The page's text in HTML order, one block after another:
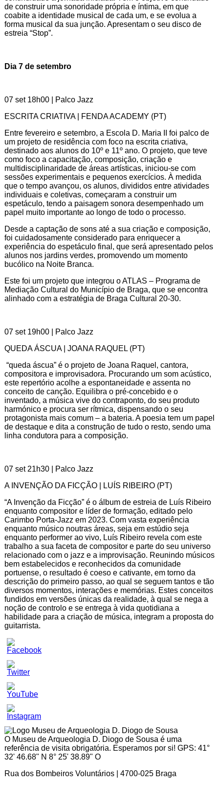
de construir uma sonoridade própria e íntima, em que
coabite a identidade musical de cada um, e se evolua a
forma musical da sua junção. Apresentam o seu disco de
estreia “Stop”.
Dia 7 de setembro
07 set 18h00 | Palco Jazz
ESCRITA CRIATIVA | FENDA ACADEMY (PT)
Entre fevereiro e setembro, a Escola D. Maria II foi palco de
um projeto de residência com foco na escrita criativa,
destinado aos alunos do 10º e 11º ano. O projeto, que teve
como foco a capacitação, composição, criação e
multidisciplinaridade de áreas artísticas, iniciou-se com
sessões experimentais e pequenos exercícios. À medida
que o tempo avançou, os alunos, divididos entre atividades
individuais e coletivas, começaram a construir um
espetáculo, tendo a paisagem sonora desempenhado um
papel muito importante ao longo de todo o processo.
Desde a captação de sons até a sua criação e composição,
foi cuidadosamente considerado para enriquecer a
experiência do espetáculo final, que será apresentado pelos
alunos nos jardins verdes, promovendo um momento
bucólico na Noite Branca.
Este foi um projeto que integrou o ATLAS – Programa de
Mediação Cultural do Município de Braga, que se encontra
alinhado com a estratégia de Braga Cultural 20-30.
07 set 19h00 | Palco Jazz
QUEDA ÁSCUA | JOANA RAQUEL (PT)
“queda áscua” é o projeto de Joana Raquel, cantora,
compositora e improvisadora. Procurando um som acústico,
este repertório acolhe a espontaneidade e assenta no
conceito de canção. Equilibra o pré-concebido e o
inventado, a música vive do contraponto, do seu produto
harmónico e procura ser rítmica, dispensando o seu
protagonista mais comum – a bateria. A poesia tem um papel
de destaque e dita a construção de tudo o resto, sendo uma
linha condutora para a composição.
07 set 21h30 | Palco Jazz
A INVENÇÃO DA FICÇÃO | LUÍS RIBEIRO (PT)
“A Invenção da Ficção” é o álbum de estreia de Luís Ribeiro
enquanto compositor e líder de formação, editado pelo
Carimbo Porta-Jazz em 2023. Com vasta experiência
enquanto músico noutras áreas, seja em estúdio seja
enquanto performer ao vivo, Luís Ribeiro revela com este
trabalho a sua faceta de compositor e parte do seu universo
relacionado com o jazz e a improvisação. Reunindo músicos
bem estabelecidos e reconhecidos da comunidade
portuense, o resultado é coeso e cativante, em torno da
descrição do primeiro passo, ao qual se seguem tantos e tão
diversos momentos, interações e memórias. Estes conceitos
fundidos em versões únicas da realidade, à qual se nega a
noção de controlo e se entrega à vida quotidiana a
habilidade para a criação de música, integram a proposta do
guitarrista.
Set
Youtube
Channel
ID
O Museu de Arqueologia D. Diogo de Sousa é uma
referência de visita obrigatória. Esperamos por si! GPS: 41°
32' 46.68" N 8° 25' 38.89" O
Rua dos Bombeiros Voluntários | 4700-025 Braga